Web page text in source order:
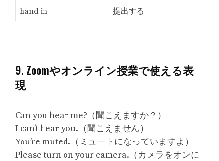
hand in
提出する
9. Zoomやオンライン授業で使える表
現
Can you hear me?（聞こえますか？）
I can’t hear you.（聞こえません）
You’re muted.（ミュートになっていますよ）
Please turn on your camera.（カメラをオンに